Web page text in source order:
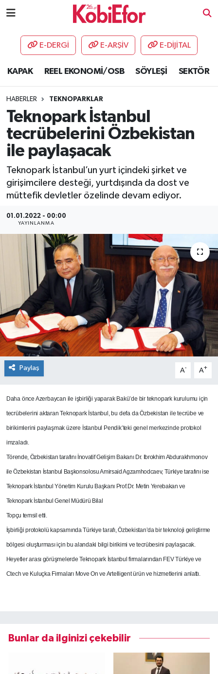
E-DERGİ E-ARŞİV E-DİJİTAL
KAPAK REEL EKONOMİ/OSB SÖYLEŞİ SEKTÖR
HABERLER TEKNOPARKLAR
Teknopark İstanbul
tecrübelerini Özbekistan
ile paylaşacak
Teknopark İstanbul’un yurt içindeki şirket ve
girişimcilere desteği, yurtdışında da dost ve
müttefik devletler özelinde devam ediyor.
01.01.2022 - 00:00
YAYINLANMA
Paylaş A- A+
Daha önce Azerbaycan ile işbirliği yaparak Bakü’de bir teknopark kurulumu için
tecrübelerini aktaran Teknopark İstanbul, bu defa da Özbekistan ile tecrübe ve
birikimlerini paylaşmak üzere İstanbul Pendik’teki genel merkezinde protokol
imzaladı.
Törende, Özbekistan tarafını İnovatif Gelişim Bakanı Dr. Ibrokhim Abdurakhmonov
ile Özbekistan İstanbul Başkonsolosu Amirsaid Agzamhodcaev, Türkiye tarafını ise
Teknopark İstanbul Yönetim Kurulu Başkanı Prof.Dr. Metin Yerebakan ve
Teknopark İstanbul Genel Müdürü Bilal
Topçu temsil etti.
İşbirliği protokolü kapsamında Türkiye tarafı, Özbekistan’da bir teknoloji geliştirme
bölgesi oluşturması için bu alandaki bilgi birikimi ve tecrübesini paylaşacak.
Heyetler arası görüşmelerde Teknopark İstanbul firmalarından FEV Türkiye ve
Ctech ve Kuluçka Firmaları Move On ve Artelligent ürün ve hizmetlerini anlattı.
Bunlar da ilginizi çekebilir
AKADEMİ
DESTEK-TEŞVİK
ETKİNLİK
GÜNCEL
HABERLER
KAPAK
SEKTÖR
ŞİRKET PANO
SÖYLEŞİ
ÜLKE
YAŞAM